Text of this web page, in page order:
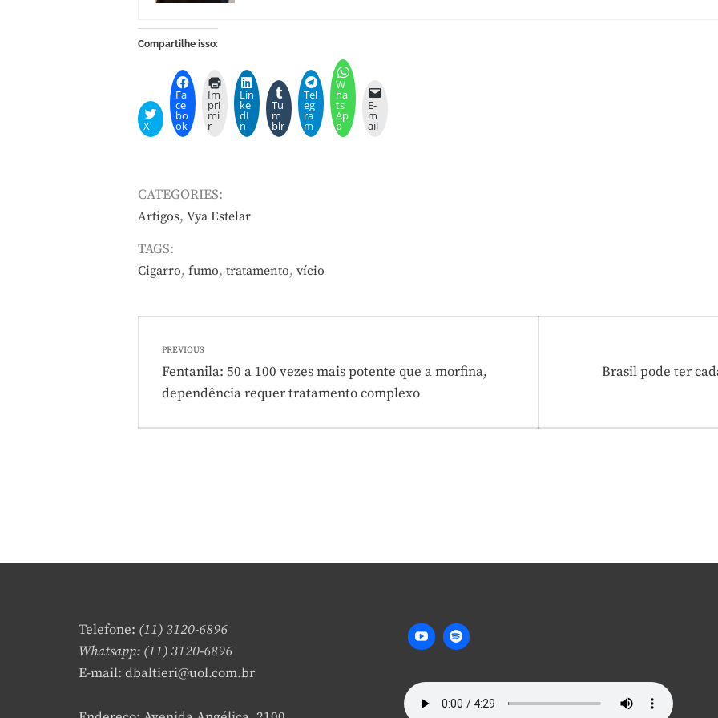
Compartilhe isso:
X
Fa
ce
bo
ok
Im
pri
mi
r
Lin
ke
dI
n
Tu
m
blr
Tel
eg
ra
m
W
ha
ts
Ap
p
E-
m
ail
CATEGORIES:
Artigos, Vya Estelar
TAGS:
Cigarro, fumo, tratamento, vício
de
Post
PREVIOUS
Previous
post:
Fentanila: 50 a 100 vezes mais potente que a morfina,
dependência requer tratamento complexo
Next
Brasil pode ter
Telefone: (11) 3120-6896
Whatsapp: (11) 3120-6896
E-mail: dbaltieri@uol.com.br